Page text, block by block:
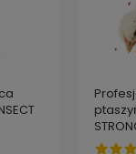
10kg
do